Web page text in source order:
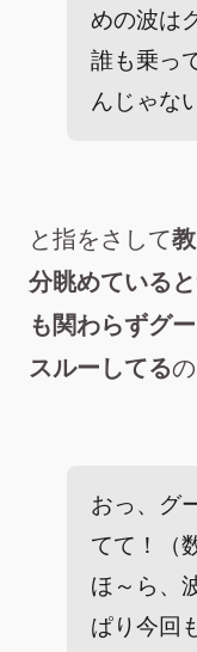
めの波は
誰も乗っ
んじゃな
と指をさして
分眺めている
も関わらずグ
スルーしてる
おっ、グ
てて！（
ほ～ら、
ぱり今回